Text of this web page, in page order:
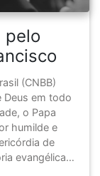
pelo
(CNBB)
Deus em todo
o Papa
humilde e
de
evangélica,